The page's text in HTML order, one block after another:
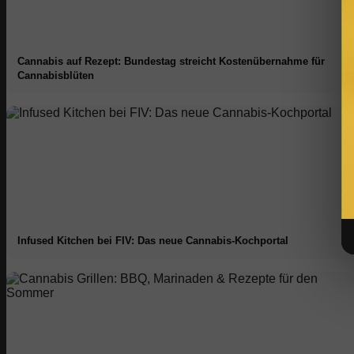
Cannabis auf Rezept: Bundestag streicht Kostenübernahme für
Cannabisblüten
Infused Kitchen bei FIV: Das neue Cannabis-Kochportal